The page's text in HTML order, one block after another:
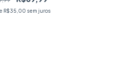
R$35,00 sem juros